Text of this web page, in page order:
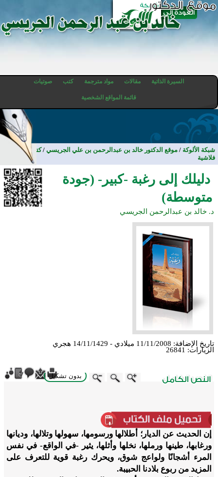
السيرة الذاتية مقالات مواد مترجمة كتب صوتيات
قائمة المواقع الشخصية
شبكة الألوكة / موقع الدكتور خالد بن عبدالرحمن بن علي الجريسي / كتب/ كتب
فلاشية
دليلك إلى رغبة -كبير- (جودة
متوسطة)
د. خالد بن عبدالرحمن الجريسي
تاريخ الإضافة: 11/11/2008 ميلادي - 14/11/1429 هجري
الزيارات: 26841
بدون تشكيل
إن الحديث عن الديار؛ أطلالها ورسومها، سهولها وتلالها، وديانها
ورغابها، طينها ورملها، نخلها وأثلها، يثير -في الواقع- في نفس
المرء أشجانًا ولواعج شوق، ويحرك رغبة قوية للتعرف على
المزيد من ربوع بلادنا الحبيبة.